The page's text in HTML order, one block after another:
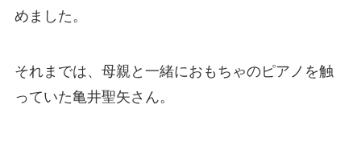
めました。
それまでは、母親と一緒におもちゃのピアノを触
っていた亀井聖矢さん。